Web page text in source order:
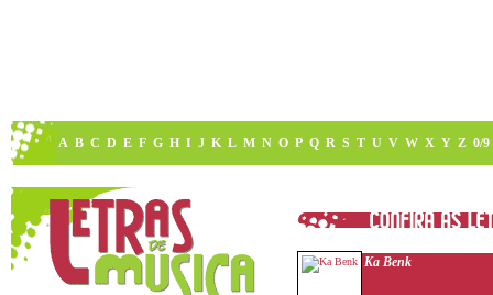
A B C D E F G H I J K L M N O P Q R S T U V W X Y Z 0/9
Ka Benk